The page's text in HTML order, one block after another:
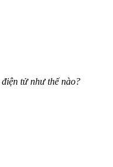
tử như thế nào?